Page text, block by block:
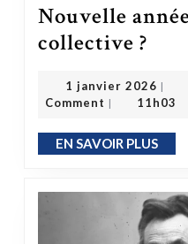
Nouvelle
collective ?
1 janvier 2026 1 janvier 2026
|
Comment | 11h03
EN SAVOIR PLUSEN SAVOIR PLUS